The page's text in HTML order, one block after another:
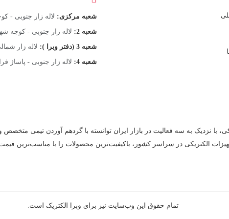
شعبه مرکزی: لاله زار جنوبی - کوچه
شعبه 2: لاله زار جنوبی - کوچه شهید
شعبه 3 (دفتر وبرا ): لاله زار شمالی -
شعبه 4: لاله زار جنوبی - پاساژ
با نزدیک به سه فعالیت در بازار ایران توانسته با گردهم‌ آوردن تیمی متخصص
الکتریکی در سراسر کشور، باکیفیت‌ترین محصولات را با مناسب‌ترین قیمت
تمام حقوق اين وب‌سايت نیز برای وبرا الکتریک است.